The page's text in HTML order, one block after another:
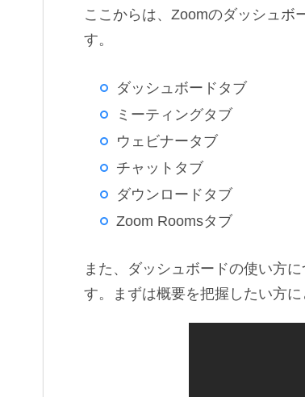
ここからは、Zoomのダッシュボ
す。
ダッシュボードタブ
ミーティングタブ
ウェビナータブ
チャットタブ
ダウンロードタブ
Zoom Roomsタブ
また、ダッシュボードの使い方
す。まずは概要を把握したい方に